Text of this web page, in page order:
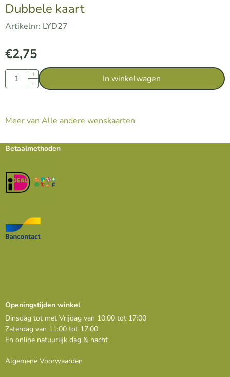
Dubbele kaart
Artikelnr: LYD27
€2,75
Aantal
+
-
In winkelwagen
Meer van Alle andere wenskaarten
Betaalmethoden
Openingstijden winkel
Dinsdag tot met Vrijdag van 10:00 tot 17:00
Zaterdag van 11:00 tot 17:00
En online natuurlijk dag & nacht
Algemene Voorwaarden